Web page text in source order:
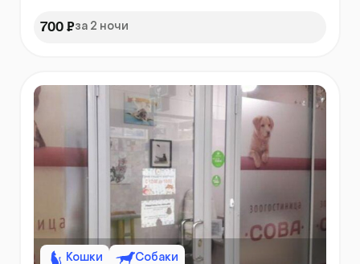
700 ₽за 2 ночи
Кошки Собаки